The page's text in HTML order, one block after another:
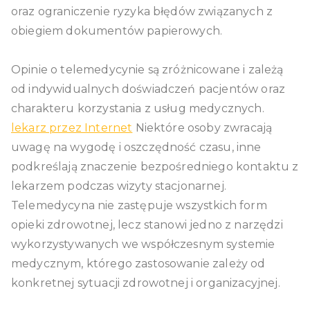
oraz ograniczenie ryzyka błędów związanych z
obiegiem dokumentów papierowych.
Opinie o telemedycynie są zróżnicowane i zależą
od indywidualnych doświadczeń pacjentów oraz
charakteru korzystania z usług medycznych.
lekarz przez Internet Niektóre osoby zwracają
uwagę na wygodę i oszczędność czasu, inne
podkreślają znaczenie bezpośredniego kontaktu z
lekarzem podczas wizyty stacjonarnej.
Telemedycyna nie zastępuje wszystkich form
opieki zdrowotnej, lecz stanowi jedno z narzędzi
wykorzystywanych we współczesnym systemie
medycznym, którego zastosowanie zależy od
konkretnej sytuacji zdrowotnej i organizacyjnej.